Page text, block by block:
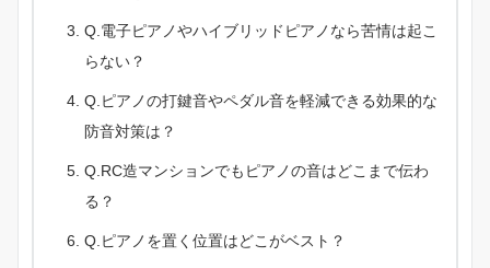
Q.電子ピアノやハイブリッドピアノなら苦情は起こ
らない？
Q.ピアノの打鍵音やペダル音を軽減できる効果的な
防音対策は？
Q.RC造マンションでもピアノの音はどこまで伝わ
る？
Q.ピアノを置く位置はどこがベスト？